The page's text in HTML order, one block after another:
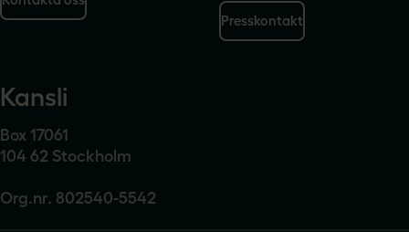
Presskontakt
Kansli
Box 17061
104 62 Stockholm
Org.nr. 802540-5542